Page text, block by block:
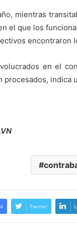
mientras
el que los
encontraron
en el
indica
Twitter